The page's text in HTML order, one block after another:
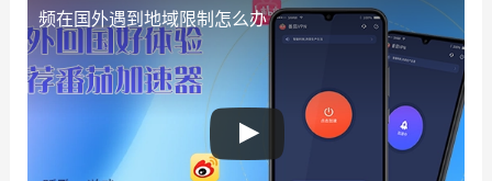
频在国外遇到地域限制怎么办